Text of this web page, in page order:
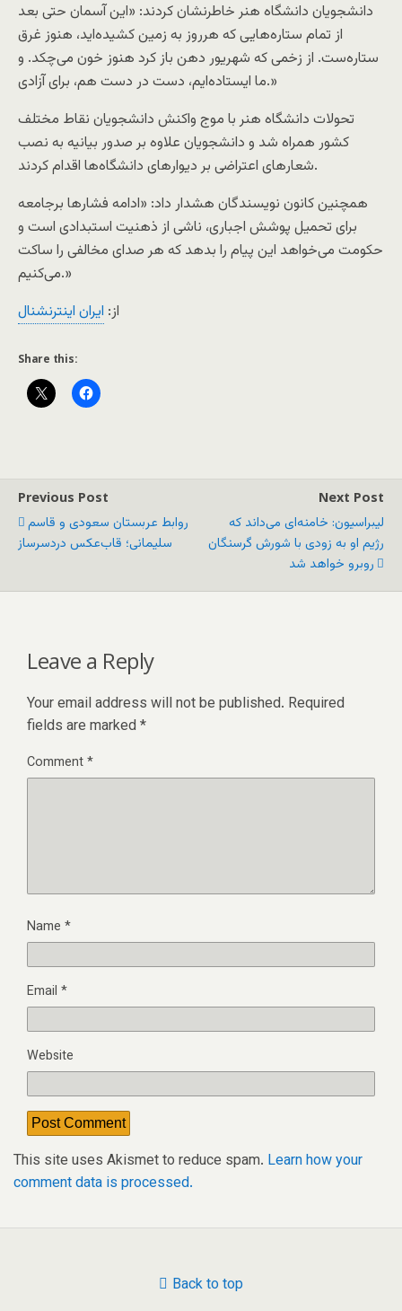
دانشجویان دانشگاه هنر خاطرنشان کردند: «این آسمان حتی بعد
از تمام ستاره‌هایی که هر‌روز به زمین کشیده‌اید، هنوز غرق
ستاره‌ست. از زخمی که شهریور دهن باز کرد هنوز خون می‌چکد. و
ما ایستاده‌ایم، دست در دست هم، برای آزادی.»
تحولات دانشگاه هنر با موج واکنش دانشجویان نقاط مختلف
کشور همراه شد و دانشجویان علاوه بر صدور بیانیه به نصب
شعارهای اعتراضی بر دیوارهای دانشگاه‌ها اقدام کردند.
همچنین کانون نویسندگان هشدار داد: «ادامه فشارها برجامعه
برای تحمیل پوشش اجباری، ناشی از ذهنیت استبدادی است و
حکومت می‌خواهد این پیام را بدهد که هر صدای مخالفی را ساکت
می‌کنیم.»
از: ایران اینترنشنال
Share this:
Previous Post
روابط عربستان سعودی و قاسم
سلیمانی؛ قاب‌عکس دردسرساز
Next Post
لیبراسیون: خامنه‌ای می‌داند که
رژیم او به زودی با شورش گرسنگان
روبرو خواهد شد
Leave a Reply
Your email address will not be published. Required
fields are marked *
Comment*
Name *
Email *
Website
This site uses Akismet to reduce spam. Learn how your
comment data is processed.
Back to top